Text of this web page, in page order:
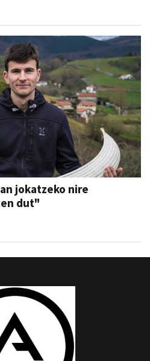
jokatzeko nire
dut"